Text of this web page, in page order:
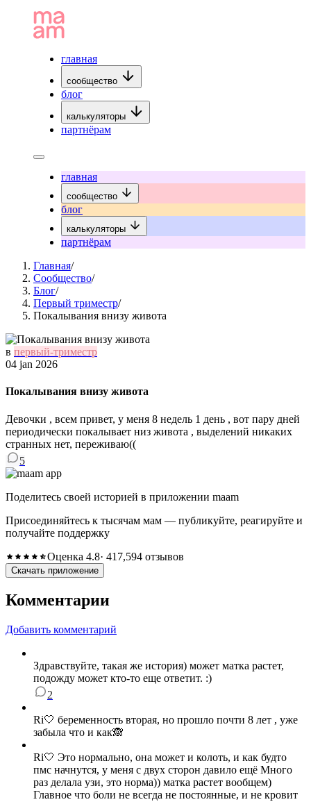
главная
сообщество
блог
калькуляторы
партнёрам
главная
сообщество
блог
калькуляторы
партнёрам
Главная/
Сообщество/
Блог/
Первый триместр/
Покалывания внизу живота
в первый-триместр
04 jan 2026
Покалывания внизу живота
Девочки , всем привет, у меня 8 недель 1 день , вот пару дней
периодически покалывает низ живота , выделений никаких
странных нет, переживаю((
5
Поделитесь своей историей в приложении maam
Присоединяйтесь к тысячам мам — публикуйте, реагируйте и
получайте поддержку
Оценка 4.8· 417,594 отзывов
Скачать приложение
Комментарии
Добавить комментарий
Здравствуйте, такая же история) может матка растет,
подожду может кто-то еще ответит. :)
2
Ri🤍 беременность вторая, но прошло почти 8 лет , уже
забыла что и как🙈
Ri🤍 Это нормально, она может и колоть, и как будто
пмс начнутся, у меня с двух сторон давило ещё Много
раз делала узи, это норма)) матка растет вообщем)
Главное что боли не всегда не постоянные, и не кровит